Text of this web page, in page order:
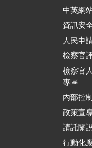
中英網
資訊安
人民申
檢察官
檢察官
專區
內部控
政策宣
請託關
行動化